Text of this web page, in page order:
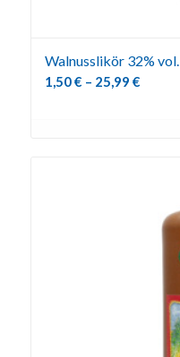
Walnusslikör 32% vol.
1,50€ – 25,99 €